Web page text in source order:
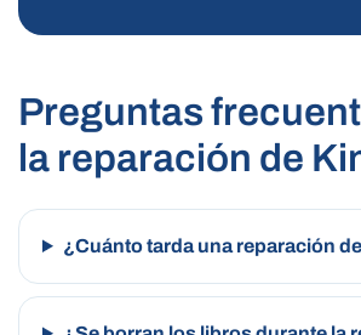
Preguntas
la reparación de
¿Cuánto tarda una reparación